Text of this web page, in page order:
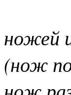
ножей
(нож